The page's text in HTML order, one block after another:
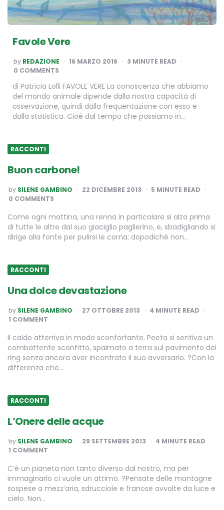
Favole Vere
POSTED
BY
by REDAZIONE 16 MARZO 2016 3 MINUTE READ
0 COMMENTS
di Patricia Lolli FAVOLE VERE La conoscenza che abbiamo
del mondo animale dipende dalla nostra capacità di
osservazione, quindi dalla frequentazione con esso e
dalla statistica. Cioè dal tempo che passiamo in…
RACCONTI
Buon carbone!
POSTED
BY
by SILENE GAMBINO 22 DICEMBRE 2013 5 MINUTE READ
0 COMMENTS
Come ogni mattina, una renna in particolare si alza prima
di tutte le altre dal suo giaciglio paglierino, e, sbadigliando si
dirige alla fonte per pulirsi le corna; dopodiché non…
RACCONTI
Una dolce devastazione
POSTED
BY
by SILENE GAMBINO 27 OTTOBRE 2013 4 MINUTE READ
1 COMMENT
Il caldo atterriva in modo sconfortante. Peeta si sentiva un
combattente sconfitto, spalmato a terra sul pavimento del
ring senza ancora aver incontrato il suo avversario. ?Con la
differenza che…
RACCONTI
L’Onere delle acque
POSTED
BY
by SILENE GAMBINO 29 SETTEMBRE 2013 4 MINUTE READ
1 COMMENT
C’è un pianeta non tanto diverso dal nostro, ma per
immaginarlo ci vuole un attimo. ?Pensate delle montagne
sospese a mezz’aria, sdrucciole e franose avvolte da luce e
cielo. Non…